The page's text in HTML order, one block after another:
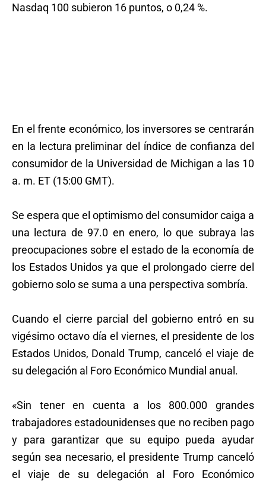
Nasdaq 100 subieron 16 puntos, o 0,24 %.
En el frente económico, los inversores se centrarán
en la lectura preliminar del índice de confianza del
consumidor de la Universidad de Michigan a las 10
a. m. ET (15:00 GMT).
Se espera que el optimismo del consumidor caiga a
una lectura de 97.0 en enero, lo que subraya las
preocupaciones sobre el estado de la economía de
los Estados Unidos ya que el prolongado cierre del
gobierno solo se suma a una perspectiva sombría.
Cuando el cierre parcial del gobierno entró en su
vigésimo octavo día el viernes, el presidente de los
Estados Unidos, Donald Trump, canceló el viaje de
su delegación al Foro Económico Mundial anual.
«Sin tener en cuenta a los 800.000 grandes
trabajadores estadounidenses que no reciben pago
y para garantizar que su equipo pueda ayudar
según sea necesario, el presidente Trump canceló
el viaje de su delegación al Foro Económico